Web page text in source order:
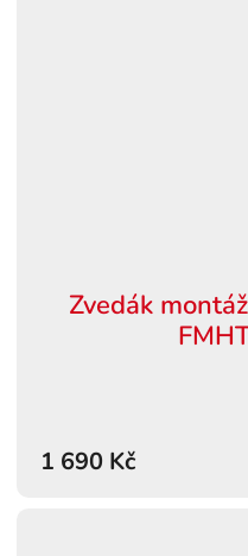
Zvedák
1 690 Kč